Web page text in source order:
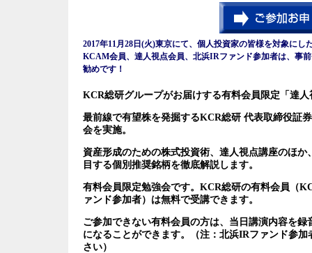
2017年11月28日(火)東京にて、個人投資家の皆様を対象に
KCAM会員、達人視点会員、北浜IRファンド参加者は、事
勧めです！
KCR総研グループがお届けする有料会員限定「達
最前線で有望株を発掘するKCR総研 代表取締役証
会を実施。
資産形成のための株式投資術、達人視点講座のほ
目する個別推奨銘柄を徹底解説します。
有料会員限定勉強会です。KCR総研の有料会員（
ァンド参加者）は無料で受講できます。
ご参加できない有料会員の方は、当日講演内容を
になることができます。（注：北浜IRファンド参
さい）